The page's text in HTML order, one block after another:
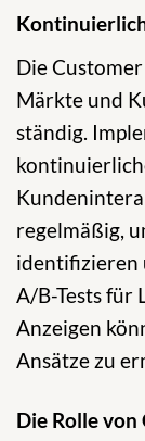
Die
Märkte und
ständig.
regelmäßig,
identifizieren
A/B-Tests für
Anzeigen
Ansätze zu
Die Rolle